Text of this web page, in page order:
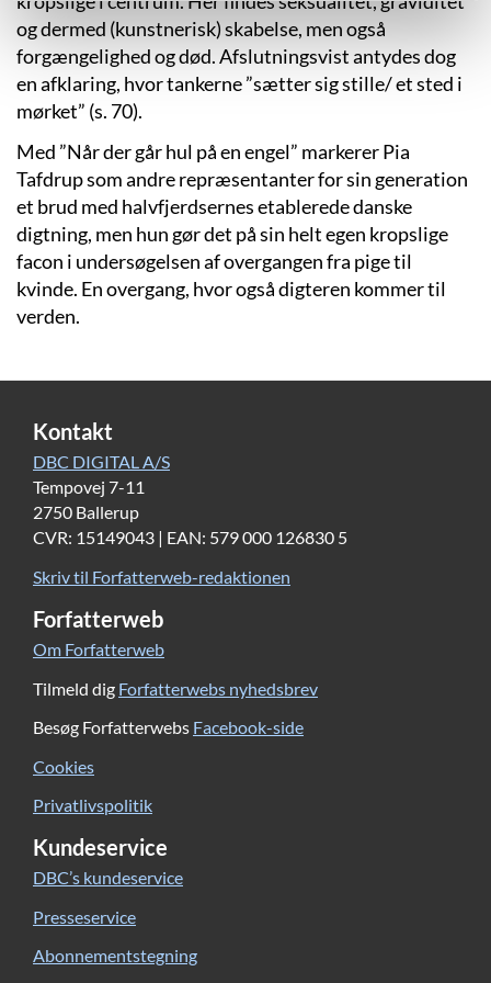
og dermed (kunstnerisk) skabelse, men også
forgængelighed og død. Afslutningsvist antydes dog
en afklaring, hvor tankerne ”sætter sig stille/ et sted i
mørket” (s. 70).
Med ”Når der går hul på en engel” markerer Pia
Tafdrup som andre repræsentanter for sin generation
et brud med halvfjerdsernes etablerede danske
digtning, men hun gør det på sin helt egen kropslige
facon i undersøgelsen af overgangen fra pige til
kvinde. En overgang, hvor også digteren kommer til
verden.
Kontakt
DBC DIGITAL A/S
Tempovej 7-11
2750 Ballerup
CVR: 15149043 | EAN: 579 000 126830 5
Skriv til Forfatterweb-redaktionen
Forfatterweb
Om Forfatterweb
Tilmeld dig Forfatterwebs nyhedsbrev
Besøg Forfatterwebs Facebook-side
Cookies
Privatlivspolitik
Kundeservice
DBC’s kundeservice
Presseservice
Abonnementstegning